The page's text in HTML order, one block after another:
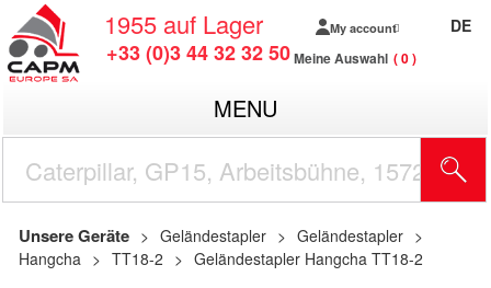
1955 auf Lager
+33 (0)3 44 32 32 50
My account
Meine Auswahl 0
DE
MENU
Unsere Geräte Geländestapler
Geländestapler
Hangcha
TT18-2 Geländestapler Hangcha TT18-2